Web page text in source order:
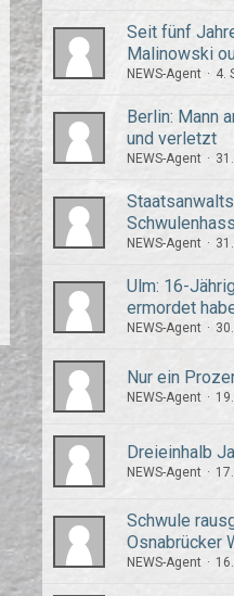
Seit fünf
Malinowski
NEWS-Agent 4.
Berlin: Mann
und verletzt
NEWS-Agent
NEWS-Agent
Ulm: 16-
ermordet
NEWS-Agent
Nur ein
NEWS-Agent
Dreieinhalb
NEWS-Agent
Schwule
Osnabrücker
NEWS-Agent